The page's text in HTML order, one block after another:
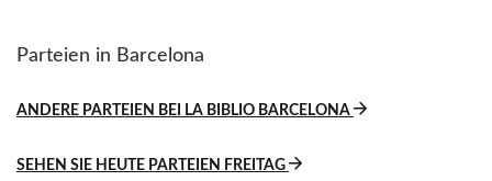
Parteien in Barcelona
ANDERE PARTEIEN BEI LA BIBLIO BARCELONA
SEHEN SIE HEUTE PARTEIEN FREITAG